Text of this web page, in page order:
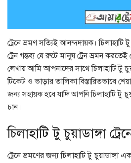
ট্রেনে ভ্রমণ সত্যিই আনন্দদায়ক। চিলাহাটি
ট্রেন গন্তব্য যে রুটে মানুষ ট্রেন ভ্রমন
লেখায় আমি আপনাদের সাথে চিলাহাটি টু
টিকেট ও ভাড়ার তালিকা বিস্তারিতভাবে
জন্য সহায়ক হবে যাদি আপনি চিলাহাটি টু
চান।
চিলাহাটি টু চুয়াডাঙ্গা
ট্রেনে ভ্রমণের জন্য চিলাহাটি টু চুয়াডাঙ্গা